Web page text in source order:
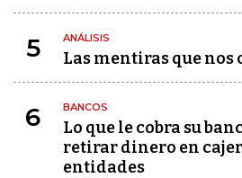
5 ANÁLISIS
Las mentiras que nos
6 BANCOS
Lo que le cobra su
retirar dinero en
entidades